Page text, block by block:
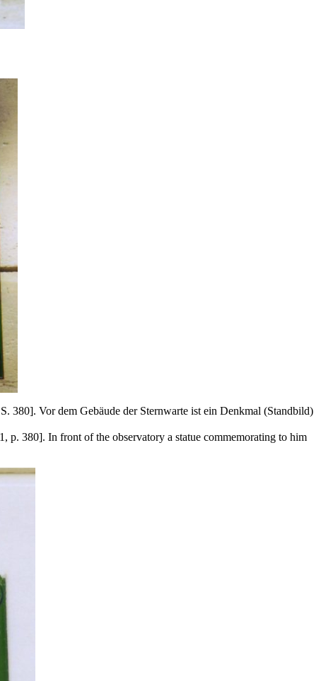
380]. Vor dem Gebäude der Sternwarte ist ein Denkmal (Standbild)
p. 380]. In front of the observatory a statue commemorating to him